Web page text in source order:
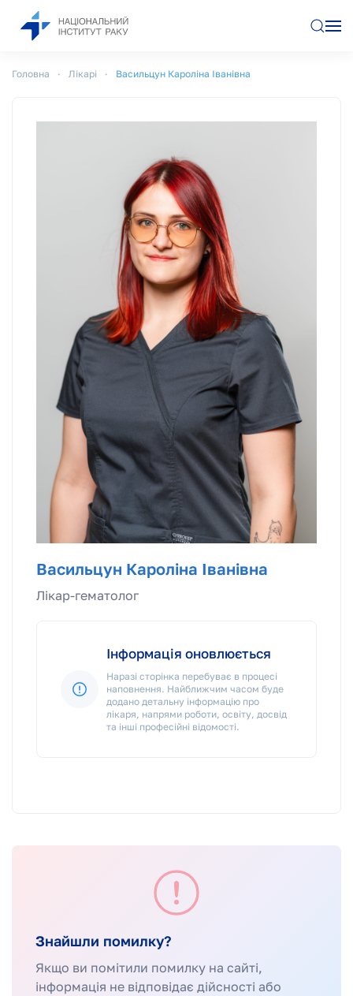
Головна Лікарі Васильцун Кароліна Іванівна
Васильцун Кароліна Іванівна
Лікар-гематолог
Інформація оновлюється
Наразі сторінка перебуває в процесі
наповнення. Найближчим часом буде
додано детальну інформацію про
лікаря, напрями роботи, освіту, досвід
та інші професійні відомості.
Знайшли помилку?
Якщо ви помітили помилку на сайті,
інформація не відповідає дійсності або